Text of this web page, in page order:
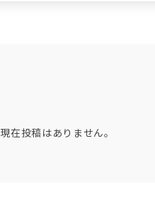
現在投稿はありません。